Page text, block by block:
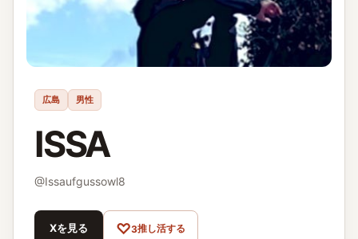
広島 男性
ISSA
@Issaufgussowl8
Xを見る ♡3推し活する